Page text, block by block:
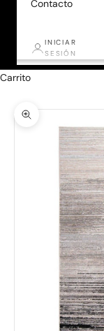
Contacto
INICIAR
SESIÓN
Carrito
Zoom